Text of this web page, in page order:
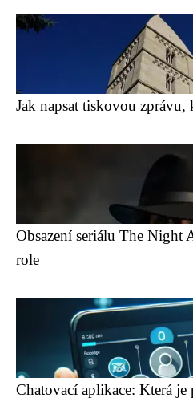
Jak napsat tiskovou zprávu,
Obsazení seriálu The Night
role
Chatovací aplikace: Která je